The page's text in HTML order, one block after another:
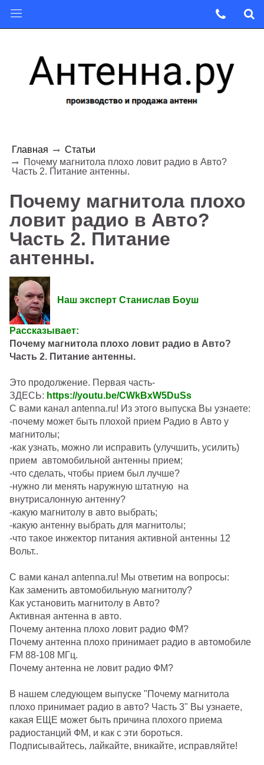
Главная
Статьи
Почему магнитола плохо ловит радио в Авто?
Часть 2. Питание антенны.
Почему магнитола плохо
ловит радио в Авто?
Часть 2. Питание
антенны.
Наш эксперт Станислав Боуш
Рассказывает:
Почему магнитола плохо ловит радио в Авто?
Часть 2. Питание антенны.
Это продолжение. Первая часть-
ЗДЕСЬ: https://youtu.be/CWkBxW5DuSs
С вами канал antenna.ru! Из этого выпуска Вы узнаете:
-почему может быть плохой прием Радио в Авто у
магнитолы;
-как узнать, можно ли исправить (улучшить, усилить)
прием автомобильной антенны прием;
-что сделать, чтобы прием был лучше?
-нужно ли менять наружную штатную на
внутрисалонную антенну?
-какую магнитолу в авто выбрать;
-какую антенну выбрать для магнитолы;
-что такое инжектор питания активной антенны 12
Вольт..
С вами канал antenna.ru! Мы ответим на вопросы:
Как заменить автомобильную магнитолу?
Как установить магнитолу в Авто?
Активная антенна в авто.
Почему антенна плохо ловит радио ФМ?
Почему антенна плохо принимает радио в автомобиле
FM 88-108 МГц.
Почему антенна не ловит радио ФМ?
В нашем следующем выпуске "Почему магнитола
плохо принимает радио в авто? Часть 3" Вы узнаете,
какая ЕЩЕ может быть причина плохого приема
радиостанций ФМ, и как с эти бороться.
Подписывайтесь, лайкайте, вникайте, исправляйте!